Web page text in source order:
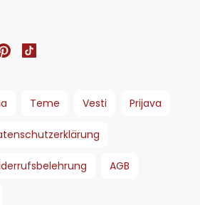
Teme Vesti Prijava
AGB